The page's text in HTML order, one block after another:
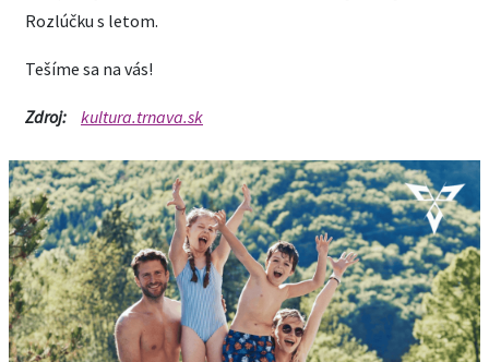
Rozlúčku s letom.
Tešíme sa na vás!
Zdroj: kultura.trnava.sk